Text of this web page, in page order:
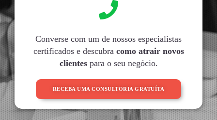
Converse com um de nossos especialistas
certificados e descubra como atrair novos
clientespara o seu negócio.
RECEBA UMA CONSULTORIA GRATUÍTA